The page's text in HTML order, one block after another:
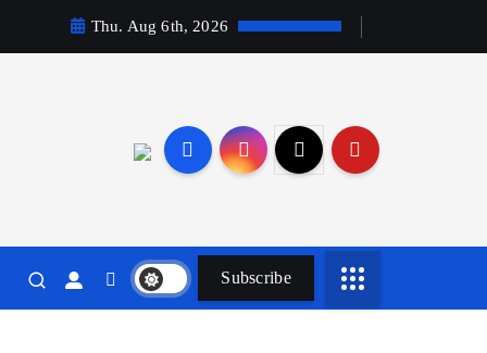
Thu. Aug 6th, 2026
Subscribe